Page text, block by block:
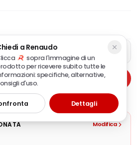
azienda
Aggiungi
Modifica
a Renaudo
sopra l'immagine di un
per ricevere subito tutte le
specifiche, alternative,
d'uso.
Dettagli